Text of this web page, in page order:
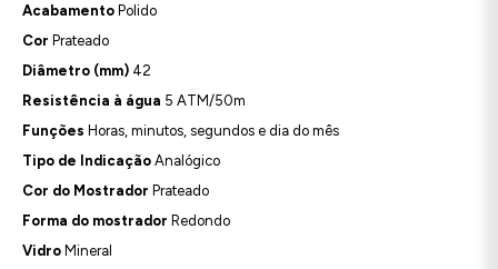
Acabamento Polido
Cor Prateado
Diâmetro (mm) 42
Resistência à água 5 ATM/50m
Funções Horas, minutos, segundos e dia do mês
Tipo de Indicação Analógico
Cor do Mostrador Prateado
Forma do mostrador Redondo
Vidro Mineral